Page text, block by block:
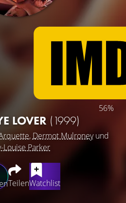
56%
LOVER (1999)
, Dermot Mulroneyund
Louise Parker
TeilenWatchlist